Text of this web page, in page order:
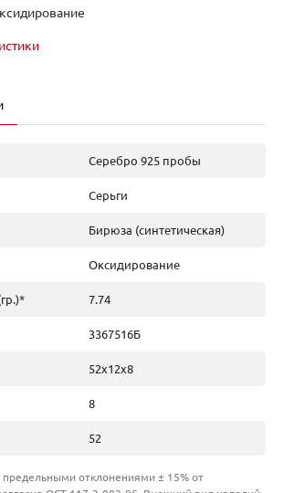
Серебро 925 пробы
Серьги
Бирюза (синтетическая)
Оксидирование
7.74
3367516Б
52х12х8
8
52
предельными отклонениями ± 15% от